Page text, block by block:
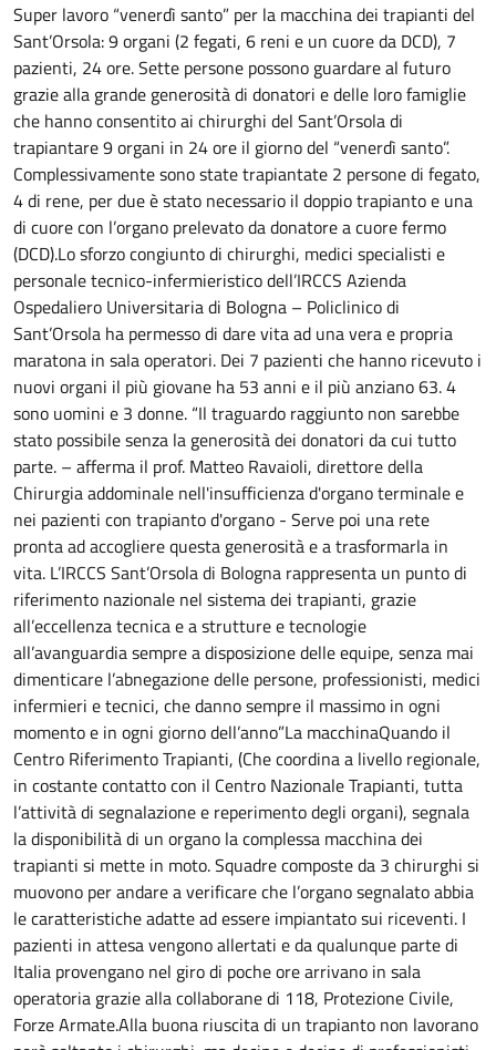
Super lavoro “venerdì santo” per la macchina dei trapianti del
Sant’Orsola: 9 organi (2 fegati, 6 reni e un cuore da DCD), 7
pazienti, 24 ore.Sette persone possono guardare al futuro
grazie alla grande generosità di donatori e delle loro famiglie
che hanno consentito ai chirurghi del Sant’Orsola di
trapiantare 9 organi in 24 ore il giorno del “venerdì santo”.
Complessivamente sono state trapiantate 2 persone di fegato,
4 di rene, per due è stato necessario il doppio trapianto e una
di cuore con l’organo prelevato da donatore a cuore fermo
(DCD).Lo sforzo congiunto di chirurghi, medici specialisti e
personale tecnico-infermieristico dell’IRCCS Azienda
Ospedaliero Universitaria di Bologna – Policlinico di
Sant’Orsola ha permesso di dare vita ad una vera e propria
maratona in sala operatori. Dei 7 pazienti che hanno ricevuto i
nuovi organi il più giovane ha 53 anni e il più anziano 63. 4
sono uomini e 3 donne. “Il traguardo raggiunto non sarebbe
stato possibile senza la generosità dei donatori da cui tutto
parte. – afferma il prof. Matteo Ravaioli, direttore della
Chirurgia addominale nell'insufficienza d'organo terminale e
nei pazienti con trapianto d'organo - Serve poi una rete
pronta ad accogliere questa generosità e a trasformarla in
vita. L’IRCCS Sant’Orsola di Bologna rappresenta un punto di
riferimento nazionale nel sistema dei trapianti, grazie
all’eccellenza tecnica e a strutture e tecnologie
all’avanguardia sempre a disposizione delle equipe, senza mai
dimenticare l’abnegazione delle persone, professionisti, medici
infermieri e tecnici, che danno sempre il massimo in ogni
momento e in ogni giorno dell’anno”La macchinaQuando il
Centro Riferimento Trapianti, (Che coordina a livello regionale,
in costante contatto con il Centro Nazionale Trapianti, tutta
l’attività di segnalazione e reperimento degli organi), segnala
la disponibilità di un organo la complessa macchina dei
trapianti si mette in moto. Squadre composte da 3 chirurghi si
muovono per andare a verificare che l’organo segnalato abbia
le caratteristiche adatte ad essere impiantato sui riceventi. I
pazienti in attesa vengono allertati e da qualunque parte di
Italia provengano nel giro di poche ore arrivano in sala
operatoria grazie alla collaborane di 118, Protezione Civile,
Forze Armate.Alla buona riuscita di un trapianto non lavorano